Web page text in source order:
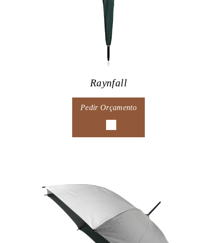
Raynfall
Pedir Orçamento